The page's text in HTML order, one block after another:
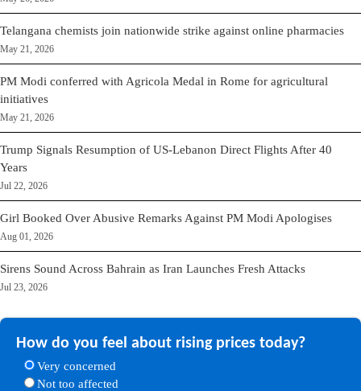
Telangana chemists join nationwide strike against online pharmacies
May 21, 2026
PM Modi conferred with Agricola Medal in Rome for agricultural
initiatives
May 21, 2026
Trump Signals Resumption of US-Lebanon Direct Flights After 40
Years
Jul 22, 2026
Girl Booked Over Abusive Remarks Against PM Modi Apologises
Aug 01, 2026
Sirens Sound Across Bahrain as Iran Launches Fresh Attacks
Jul 23, 2026
How do you feel about rising prices today?
Very concerned
Not too affected